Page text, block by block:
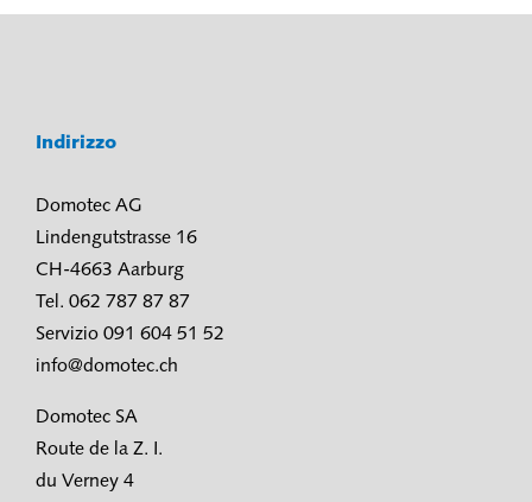
Indirizzo
Domotec AG
Lindengutstrasse 16
CH-4663 Aarburg
Tel. 062 787 87 87
Servizio 091 604 51 52
info@domotec.ch
Domotec SA
Route de la Z. I.
du Verney 4